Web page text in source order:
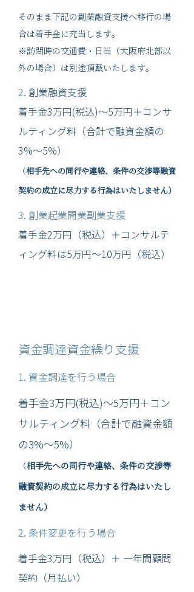
そのまま下記の創業融資支援へ移行の場
合は着手金に充当します。
※訪問時の交通費・日当（大阪府北部以
外の場合）は別途頂戴いたします。
2. 創業融資支援
着手金3万円(税込)～5万円＋コンサ
ルティング料（合計で融資金額の
3%～5%）
（相手先への同行や連絡、条件の交渉等融資
契約の成立に尽力する行為はいたしません）
3. 創業起業開業副業支援
着手金2万円（税込）＋コンサルテ
ィング料は5万円～10万円（税込）
資金調達資金繰り支援
1. 資金調達を行う場合
着手金3万円(税込)～5万円＋コン
サルティング料（合計で融資金額
の3%～5%）
（相手先への同行や連絡、条件の交渉等
融資契約の成立に尽力する行為はいたし
ません）
2. 条件変更を行う場合
着手金3万円（税込）＋ 一年間顧問
契約（月払い）